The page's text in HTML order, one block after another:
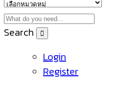
Search
Login
Register